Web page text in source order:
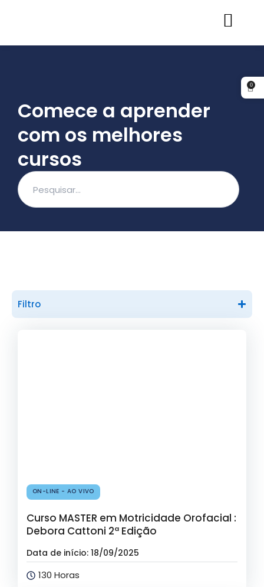
conteúdo
Comece a aprender
com os melhores
cursos
Filtro
ON-LINE - AO VIVO
Curso MASTER em Motricidade Orofacial :
Debora Cattoni 2ª Edição
Data de início: 18/09/2025
130 Horas
0